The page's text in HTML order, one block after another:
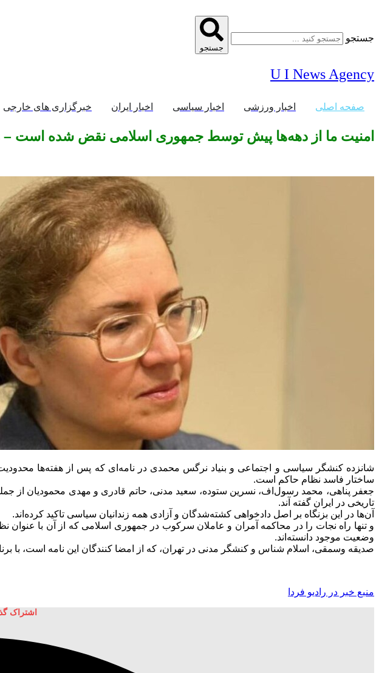
جستجو
جستجو
U I News Agency
صفحه اصلی اخبار ورزشی اخبار سیاسی اخبار ایران خبرگزاری های خارجی
امنیت ما از دهه‌ها پیش توسط جمهوری اسلامی نقض شده است –
شانزده کنشگر سیاسی و اجتماعی و بنیاد نرگس محمدی در نامه‌ای که پس از هفته‌ها
ساختار فاسد نظام حاکم است.
جعفر پناهی، محمد رسول‌اف، نسرین ستوده، سعید مدنی، حاتم قادری و مهدی محمودیان از جمله
تاریخی در ایران گفته آند.
آن‌ها در این بزنگاه بر اصل دادخواهی کشته‌شدگان و آزادی همه زندانیان سیاسی تاکید کرده‌اند.
و تنها راه نجات را در محاکمه آمران و عاملان سرکوب در جمهوری اسلامی که از آن با
وضعیت موجود دانسته‌اند.
صدیقه وسمقی، اسلام شناس و کنشگر مدنی در تهران، که از امضا کنندگان این نامه است، با برنامه رادیویی
منبع خبر در رادیو فردا
اشتراک